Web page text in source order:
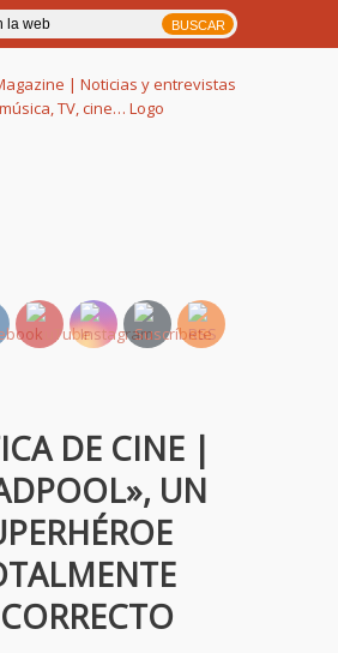
DE CINE |
UN